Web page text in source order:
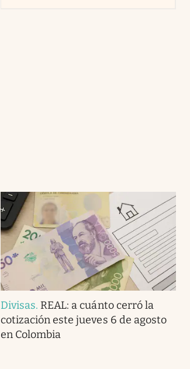
Divisas. REAL: a cuánto cerró la
cotización este jueves 6 de agosto
en Colombia